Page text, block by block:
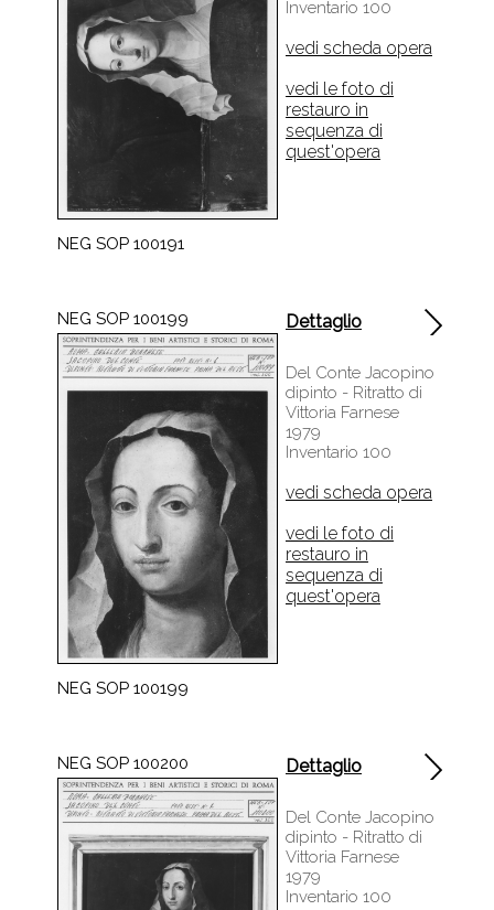
NEG SOP 100191
Inventario 100
vedi scheda opera
vedi le foto di
restauro in
sequenza di
quest'opera
NEG SOP 100199
NEG SOP 100199
Dettaglio
Del Conte Jacopino
dipinto - Ritratto di
Vittoria Farnese
1979
Inventario 100
vedi scheda opera
vedi le foto di
restauro in
sequenza di
quest'opera
NEG SOP 100200 Dettaglio
Del Conte Jacopino
dipinto - Ritratto di
Vittoria Farnese
1979
Inventario 100